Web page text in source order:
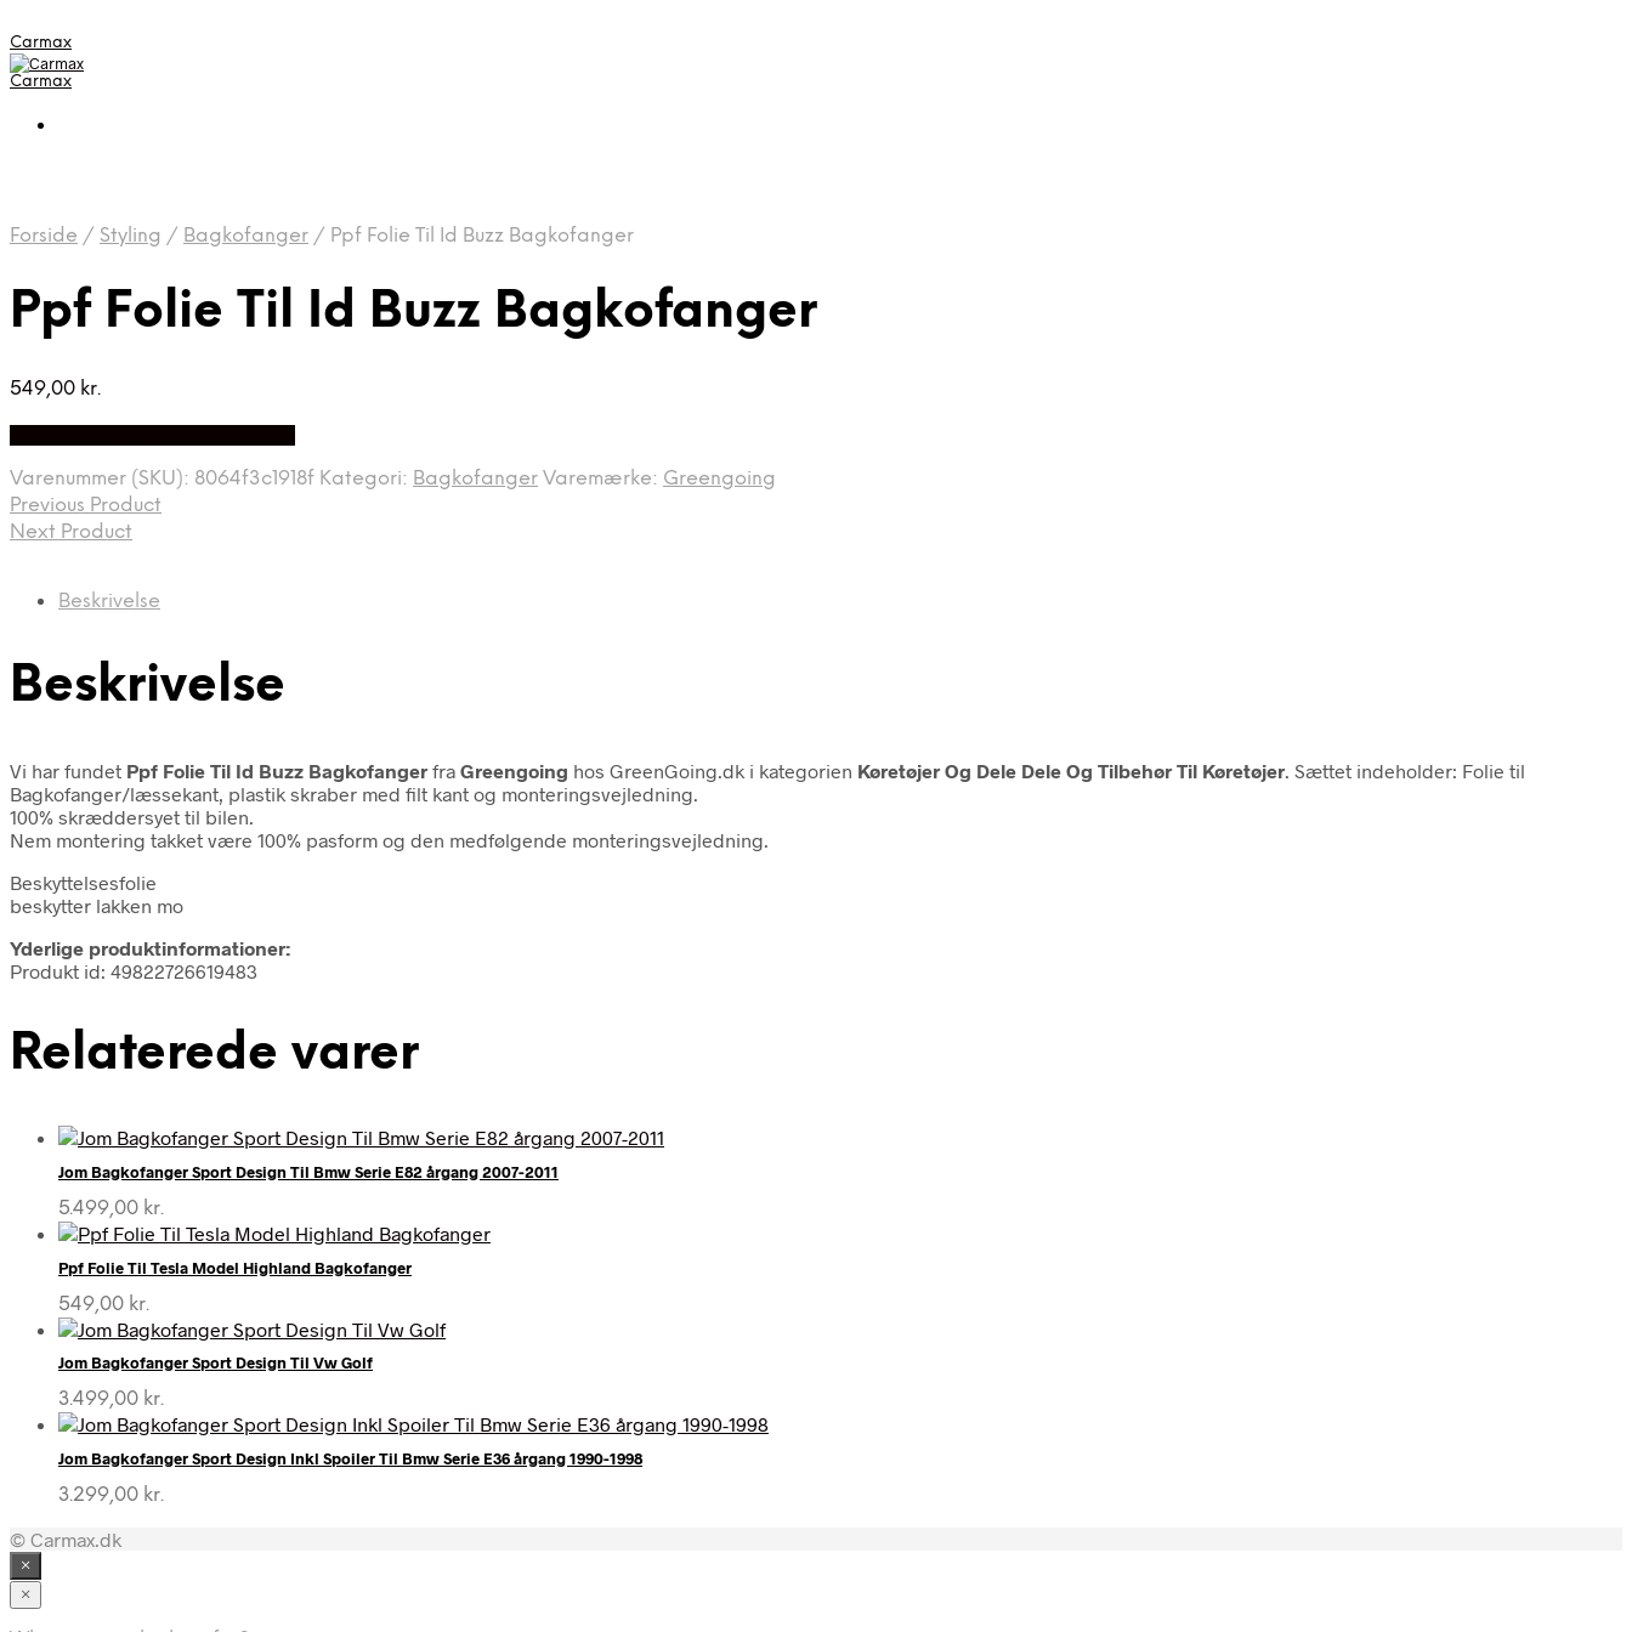
Carmax
Carmax
Forside / Styling / Bagkofanger / Ppf Folie Til Id Buzz Bagkofanger
Ppf Folie Til Id Buzz Bagkofanger
549,00 kr.
Varenummer (SKU): 8064f3c1918f Kategori: Bagkofanger Varemærke: Greengoing
Previous Product
Next Product
Beskrivelse
Beskrivelse
Vi har fundet Ppf Folie Til Id Buzz Bagkofanger fra Greengoing hos GreenGoing.dk i kategorien Køretøjer Og Dele Dele Og Tilbehør Til Køretøjer . Sættet indeholder: Folie til
Bagkofanger/læssekant, plastik skraber med filt kant og monteringsvejledning.
100% skræddersyet til bilen.
Nem montering takket være 100% pasform og den medfølgende monteringsvejledning.
Beskyttelsesfolie
beskytter lakken mo
Yderlige produktinformationer:
Produkt id: 49822726619483
Relaterede varer
Jom Bagkofanger Sport Design Til Bmw Serie E82 årgang 2007-2011
5.499,00 kr.
Ppf Folie Til Tesla Model Highland Bagkofanger
549,00 kr.
Jom Bagkofanger Sport Design Til Vw Golf
3.499,00 kr.
Jom Bagkofanger Sport Design Inkl Spoiler Til Bmw Serie E36 årgang 1990-1998
3.299,00 kr.
© Carmax.dk
×
×